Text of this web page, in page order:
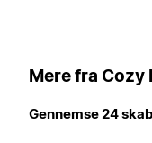
Mere fra Cozy
Gennemse 24